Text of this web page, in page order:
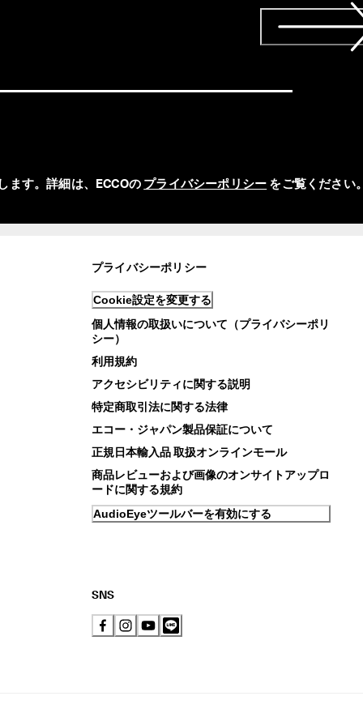
ます。詳細は、ECCOの プライバシーポリシー をご覧ください
プライバシーポリシー
Cookie設定を変更する
個人情報の取扱いについて（プライバシーポリ
シー）
利用規約
アクセシビリティに関する説明
特定商取引法に関する法律
エコー・ジャパン製品保証について
正規日本輸入品 取扱オンラインモール
商品レビューおよび画像のオンサイトアップロ
ードに関する規約
AudioEyeツールバーを有効にする
SNS